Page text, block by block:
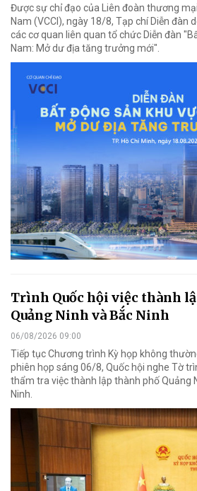
Được sự chỉ đạo của Liên đoàn thương
Nam (VCCI), ngày 18/8, Tạp chí Diễn đàn
các cơ quan liên quan tổ chức Diễn đàn
Nam: Mở dư địa tăng trưởng mới".
Trình Quốc hội việc thành
Quảng Ninh và Bắc Ninh
06/08/2026 09:00
Tiếp tục Chương trình Kỳ họp không
phiên họp sáng 06/8, Quốc hội nghe Tờ
thẩm tra việc thành lập thành phố Quảng
Ninh.